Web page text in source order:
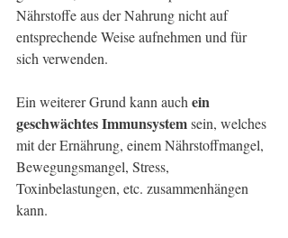
Nährstoffe aus der Nahrung nicht auf
entsprechende Weise aufnehmen und für
sich verwenden.
Ein weiterer Grund kann auch ein
geschwächtes Immunsystem sein, welches
mit der Ernährung, einem Nährstoffmangel,
Bewegungsmangel, Stress,
Toxinbelastungen, etc. zusammenhängen
kann.